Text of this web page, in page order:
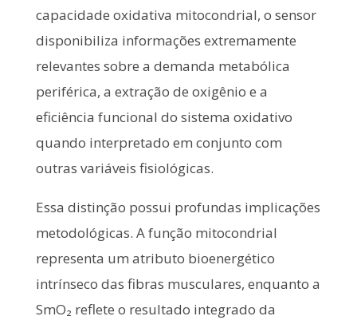
capacidade oxidativa mitocondrial, o sensor
disponibiliza informações extremamente
relevantes sobre a demanda metabólica
periférica, a extração de oxigênio e a
eficiência funcional do sistema oxidativo
quando interpretado em conjunto com
outras variáveis fisiológicas.
Essa distinção possui profundas implicações
metodológicas. A função mitocondrial
representa um atributo bioenergético
intrínseco das fibras musculares, enquanto a
SmO₂ reflete o resultado integrado da